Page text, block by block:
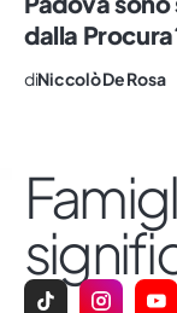
dalla
diNiccolò De Rosa